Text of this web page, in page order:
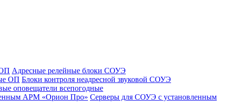
Адресные релейные блоки СОУЭ
ОП Блоки контроля неадресной звуковой СОУЭ
оповещатели всепогодные
АРМ «Орион Про» Серверы для СОУЭ с установленным